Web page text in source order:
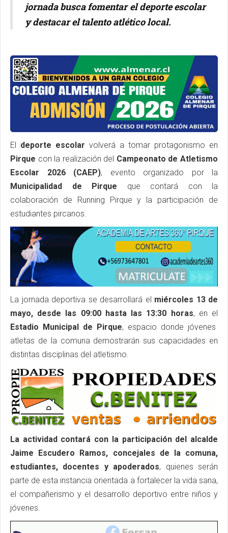
jornada busca fomentar el deporte escolar
y destacar el talento atlético local.
El deporte escolar volverá a tomar protagonismo en
Pirque con la realización del Campeonato de Atletismo
Escolar 2026 (CAEP), evento organizado por la
Municipalidad de Pirque que contará con la
colaboración de Running Pirque y la participación de
estudiantes pircanos.
La jornada deportiva se desarrollará el miércoles 13 de
mayo, desde las 09:00 hasta las 13:30 horas, en el
Estadio Municipal de Pirque, espacio donde jóvenes
atletas de la comuna demostrarán sus capacidades en
distintas disciplinas del atletismo.
La actividad contará con la participación del alcalde
Jaime Escudero Ramos, concejales de la comuna,
estudiantes, docentes y apoderados, quienes serán
parte de esta instancia orientada a fortalecer la vida sana,
el compañerismo y el desarrollo deportivo entre niños y
jóvenes.